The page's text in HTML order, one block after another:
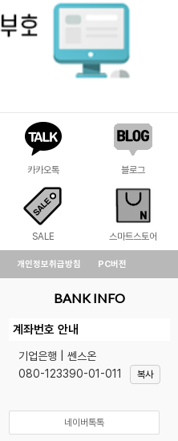
카카오톡 블로그
SALE 스마트스토어
개인정보취급방침 PC버전
BANK INFO
계좌번호 안내
기업은행 | 쎈스온
080-123390-01-011
복사
네이버톡톡